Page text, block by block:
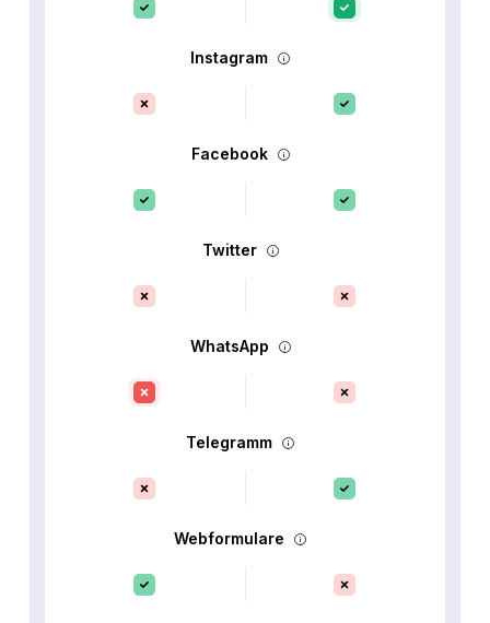
Instagram
Facebook
Twitter
WhatsApp
Telegramm
Webformulare